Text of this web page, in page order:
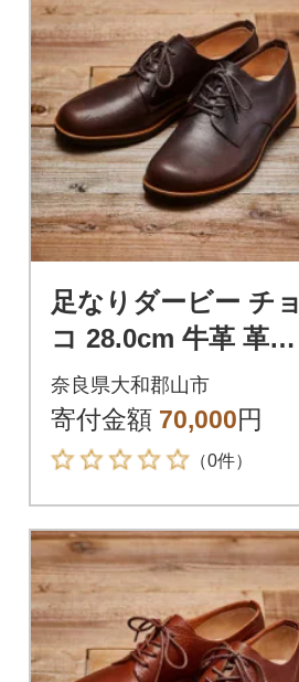
足なりダービー チョ
コ 28.0cm 牛革 革靴
KOTOKA メンズシュ
ーズ KTO-3001
奈良県大和郡山市
寄付金額 70,000円
（0件）